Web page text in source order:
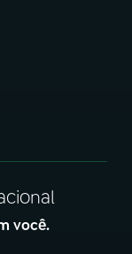
você.